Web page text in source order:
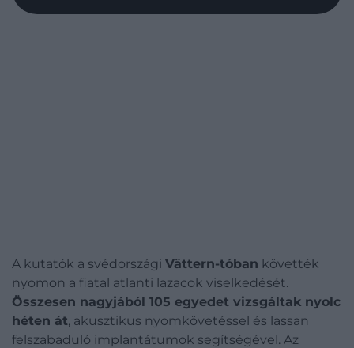
A kutatók a svédországi Vättern-tóban követték
nyomon a fiatal atlanti lazacok viselkedését.
Összesen nagyjából 105 egyedet vizsgáltak nyolc
héten át, akusztikus nyomkövetéssel és lassan
felszabaduló implantátumok segítségével. Az